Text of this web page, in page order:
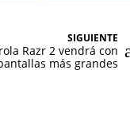
SIGUIENTE
Razr 2 vendrá con
más grandes